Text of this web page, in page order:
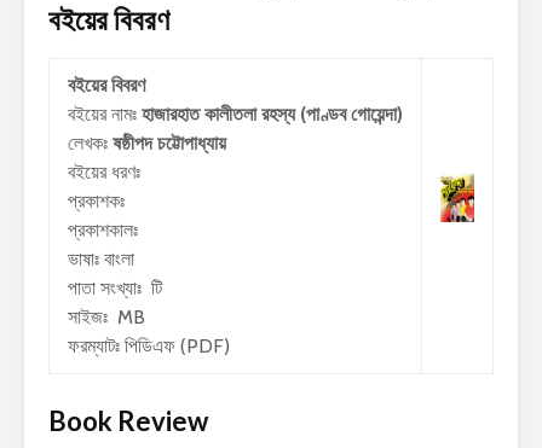
বইয়ের বিবরণ
বইয়ের বিবরণ
বইয়ের নামঃ হাজারহাত কালীতলা রহস্য (পাণ্ডব গোয়েন্দা)
লেখকঃ ষষ্ঠীপদ চট্টোপাধ্যায়
বইয়ের ধরণঃ
প্রকাশকঃ
প্রকাশকালঃ
ভাষাঃ বাংলা
পাতা সংখ্যাঃ টি
সাইজঃ MB
ফরম্যাটঃ পিডিএফ (PDF)
Book Review